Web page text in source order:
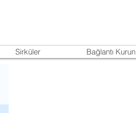
Sirküler Bağlantı Kurun